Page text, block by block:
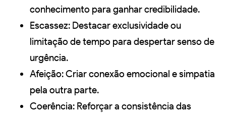
conhecimento para ganhar credibilidade.
Escassez: Destacar exclusividade ou
limitação de tempo para despertar senso de
urgência.
Afeição: Criar conexão emocional e simpatia
pela outra parte.
Coerência: Reforçar a consistência das